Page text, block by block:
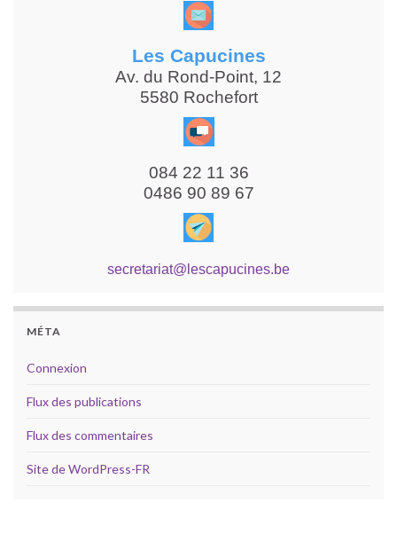
Les Capucines
Av. du Rond-Point, 12
5580 Rochefort
084 22 11 36
0486 90 89 67
secretariat@lescapucines.be
MÉTA
Connexion
Flux des publications
Flux des commentaires
Site de WordPress-FR